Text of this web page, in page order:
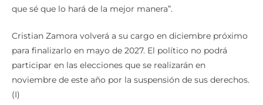
que sé que lo hará de la mejor manera”.
Cristian Zamora volverá a su cargo en diciembre próximo
para finalizarlo en mayo de 2027. El político no podrá
participar en las elecciones que se realizarán en
noviembre de este año por la suspensión de sus derechos.
(I)